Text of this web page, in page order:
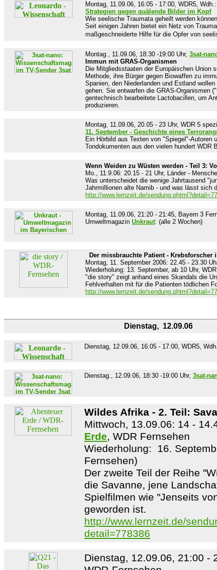
Montag, 11.09.06, 16:05 - 17:00, WDR5,
Strategien gegen quälende Bilder im Kopf
Wie seelische Traumata geheilt werden können
Seit einigen Jahren bietet ein Netz von
maßgeschneiderte Hilfe für die Opfer von
Montag., 11.09.06, 18:30 -19:00 Uhr, 3sat-
Immun mit GRAS-Organismen
Die Mitgliedsstaaten der Europäischen Union
Methode, ihre Bürger gegen Biowaffen zu
Spanien, den Niederlanden und Estland
gehen. Sie entwarfen die GRAS-Organismen
gentechnisch bearbeitete Lactobacillen, um
produzieren.
Montag, 11.09.06, 20.05 - 23 Uhr, WDR 5
11. September - Geschichte eines
Ein Hörbild aus Texten von "Spiegel"-Autoren
Tondokumenten aus den vielen hundert WDR
Wenn Weiden zu Wüsten werden - Teil 3:
Mo., 11.9.06: 20.15 - 21 Uhr, Länder -
Was unterscheidet die wenige Jahrtausend
Jahrmillionen alte Namib - und was lässt sich
http://www.lernzeit.de/
Montag, 11.09.06, 21:20 - 21:45, Bayern 3
Umweltmagazin Unkraut: (alle 2 Wochen)
Der missbrauchte Patient - Krebsforscher
Montag, 11. September 2006: 22.45 - 23.30
Wiederholung: 13. September, ab 10 Uhr,
"die story" zeigt anhand eines Skandals die
Fehlverhalten mit für die Patienten tödlichen
http://www.lernzeit.de/
Dienstag, 12.09.06
Dienstag, 12.09.06, 16:05 - 17:00, WDR5,
Dienstag., 12.09.06, 18:30 -19:00 Uhr, 3sat-
Wildes Afrika - 2. Teil:
Mittwoch, 13.09.06: 14 -
Erde, WDR Fernsehen
Wiederholung: 16.
Fernsehen)
Der zweite Teil der Reihe
die Savanne, jene
Spielfilmen wie "Jenseits
geworden ist.
http://www.lernzeit.de/
detail=778386
Dienstag, 12.09.06, 21:00 -